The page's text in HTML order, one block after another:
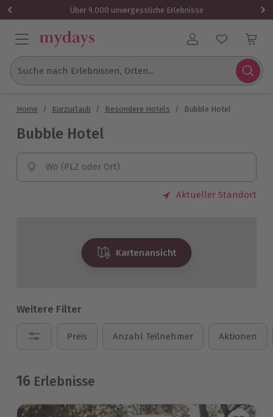
Über 9.000 unvergessliche Erlebnisse
Benutzerkonto
Suche nach Erlebnissen, Orten...
Home / Kurzurlaub / Besondere Hotels / Bubble Hotel
Bubble Hotel
Wo (PLZ oder Ort)
Aktueller Standort
Kartenansicht
Weitere Filter
Preis Anzahl Teilnehmer Aktionen
16 Erlebnisse